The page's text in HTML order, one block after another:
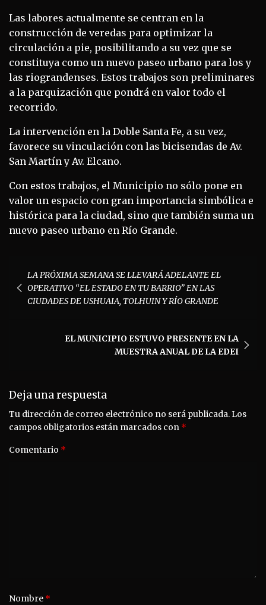
Las labores actualmente se centran en la
construcción de veredas para optimizar la
circulación a pie, posibilitando a su vez que se
constituya como un nuevo paseo urbano para los y
las riograndenses. Estos trabajos son preliminares
a la parquización que pondrá en valor todo el
recorrido.
La intervención en la Doble Santa Fe, a su vez,
favorece su vinculación con las bicisendas de Av.
San Martín y Av. Elcano.
Con estos trabajos, el Municipio no sólo pone en
valor un espacio con gran importancia simbólica e
histórica para la ciudad, sino que también suma un
nuevo paseo urbano en Río Grande.
Navegación
de
entradas
LA PRÓXIMA SEMANA SE LLEVARÁ ADELANTE EL
OPERATIVO “EL ESTADO EN TU BARRIO” EN LAS
CIUDADES DE USHUAIA, TOLHUIN Y RÍO GRANDE
EL MUNICIPIO ESTUVO PRESENTE EN LA
MUESTRA ANUAL DE LA EDEI
Deja una respuesta
Tu dirección de correo electrónico no será publicada.Los
campos obligatorios están marcados con *
Comentario *
Nombre *